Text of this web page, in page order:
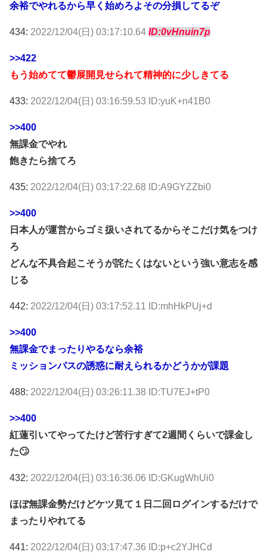
余裕でやれるから早く始めろよその分損してるぞ
434: 2022/12/04(日) 03:17:10.64 ID:0vHnuin7p
>>422
もう始めてて鬱展開見せられて精神的に少しきてる
433: 2022/12/04(日) 03:16:59.53 ID:yuK+n41B0
>>400
無課金でやれ
飽きたら捨てろ
435: 2022/12/04(日) 03:17:22.68 ID:A9GYZZbi0
>>400
日本人が運営からゴミ扱いされてるからそこだけ気をつけ
ろ
どんな不具合起こそうが詫たくはないという強い意志を感
じる
442: 2022/12/04(日) 03:17:52.11 ID:mhHkPUj+d
>>400
無課金でまったりやるなら余裕
ミッションパスの誘惑に耐えられるかどうかが課題
488: 2022/12/04(日) 03:26:11.38 ID:TU7EJ+tP0
>>400
紅蓮引いてやってたけど苦行すぎて2週間くらいで課金し
た🙄
432: 2022/12/04(日) 03:16:36.06 ID:GKugWhUi0
ほぼ無課金勢だけどケツ見て１日二回ログインするだけで
まったりやれてる
441: 2022/12/04(日) 03:17:47.36 ID:p+c2YJHCd